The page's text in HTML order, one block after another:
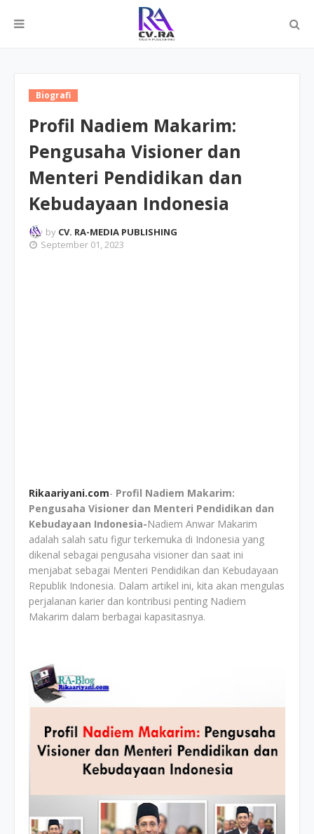
Biografi
Profil Nadiem Makarim:
Pengusaha Visioner dan
Menteri Pendidikan dan
Kebudayaan Indonesia
by CV. RA-MEDIA PUBLISHING
September 01, 2023
Rikaariyani.com- Profil Nadiem Makarim:
Pengusaha Visioner dan Menteri Pendidikan dan
Kebudayaan Indonesia-Nadiem Anwar Makarim
adalah salah satu figur terkemuka di Indonesia yang
dikenal sebagai pengusaha visioner dan saat ini
menjabat sebagai Menteri Pendidikan dan Kebudayaan
Republik Indonesia. Dalam artikel ini, kita akan mengulas
perjalanan karier dan kontribusi penting Nadiem
Makarim dalam berbagai kapasitasnya.